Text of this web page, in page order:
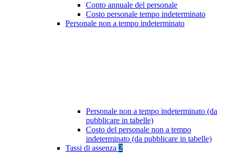
Conto annuale del personale
Costo personale tempo indeterminato
Personale non a tempo indeterminato
Personale non a tempo indeterminato (da
pubblicare in tabelle)
Costo del personale non a tempo
indeterminato (da pubblicare in tabelle)
Tassi di assenza 2